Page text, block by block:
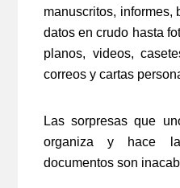
manuscritos, informes,
datos en crudo hasta
planos, videos,
correos y cartas
Las sorpresas que
organiza y hace
documentos son